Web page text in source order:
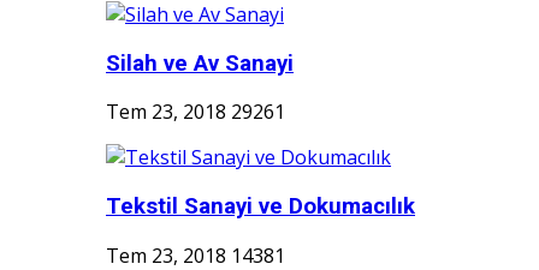
Silah ve Av Sanayi
Tem 23, 2018 29261
Tekstil Sanayi ve Dokumacılık
Tem 23, 2018 14381